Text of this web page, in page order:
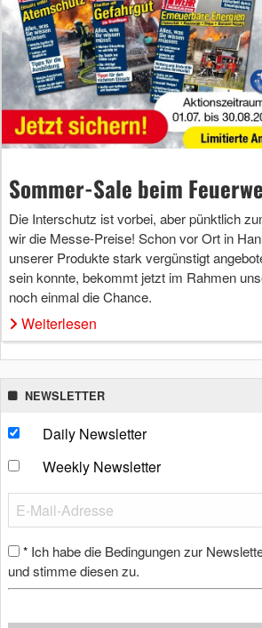
Sommer-Sale beim
Die Interschutz ist vorbei, aber pünktlich
wir die Messe-Preise! Schon vor Ort in
unserer Produkte stark vergünstigt
sein konnte, bekommt jetzt im Rahmen
noch einmal die Chance.
Weiterlesen
NEWSLETTER
Daily Newsletter
Weekly Newsletter
* Ich habe die Bedingungen zur
und stimme diesen zu.